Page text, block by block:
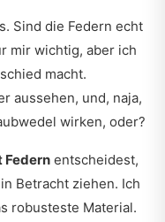
Sind die Federn echt
mir wichtig, aber ich
macht.
aussehen, und, naja,
wirken, oder?
Federn entscheidest,
Betracht ziehen. Ich
robusteste Material.